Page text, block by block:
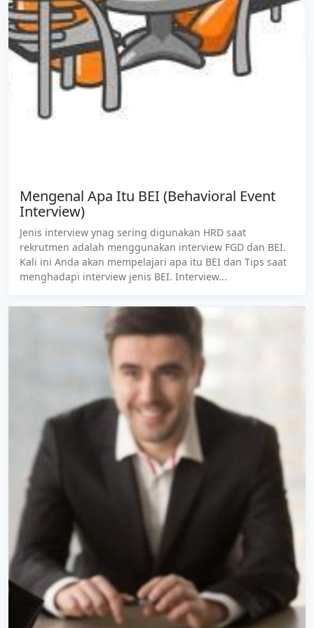
Mengenal Apa Itu BEI (Behavioral Event
Interview)
Jenis interview ynag sering digunakan HRD saat
rekrutmen adalah menggunakan interview FGD dan BEI.
Kali ini Anda akan mempelajari apa itu BEI dan Tips saat
menghadapi interview jenis BEI. Interview...